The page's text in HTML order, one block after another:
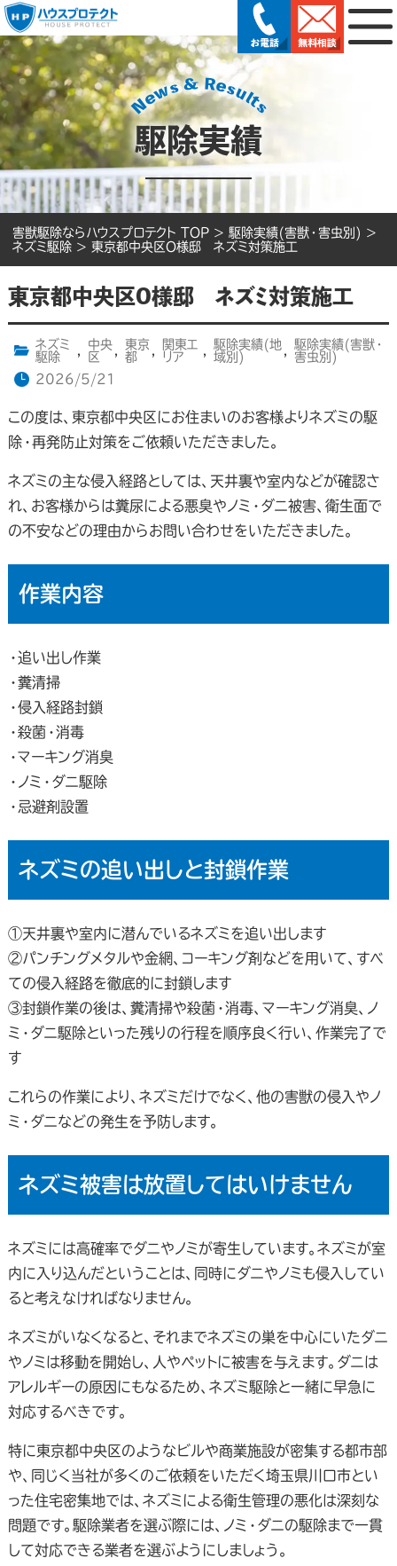
駆除実績
害獣駆除ならハウスプロテクト TOP > 駆除実績(害獣・害虫別) >
ネズミ駆除 > 東京都中央区O様邸 ネズミ対策施工
東京都中央区O様邸 ネズミ対策施工
ネズミ
駆除
,
中央
区
,
東京
都
,
関東エ
リア
,
駆除実績(地
域別)
,
駆除実績(害獣・
害虫別)
2026/5/21
この度は、東京都中央区にお住まいのお客様よりネズミの駆
除・再発防止対策をご依頼いただきました。
ネズミの主な侵入経路としては、天井裏や室内などが確認さ
れ、お客様からは糞尿による悪臭やノミ・ダニ被害、衛生面で
の不安などの理由からお問い合わせをいただきました。
作業内容
・追い出し作業
・糞清掃
・侵入経路封鎖
・殺菌・消毒
・マーキング消臭
・ノミ・ダニ駆除
・忌避剤設置
ネズミの追い出しと封鎖作業
①天井裏や室内に潜んでいるネズミを追い出します
②パンチングメタルや金網、コーキング剤などを用いて、すべ
ての侵入経路を徹底的に封鎖します
③封鎖作業の後は、糞清掃や殺菌・消毒、マーキング消臭、ノ
ミ・ダニ駆除といった残りの行程を順序良く行い、作業完了で
す
これらの作業により、ネズミだけでなく、他の害獣の侵入やノ
ミ・ダニなどの発生を予防します。
ネズミ被害は放置してはいけません
ネズミには高確率でダニやノミが寄生しています。ネズミが室
内に入り込んだということは、同時にダニやノミも侵入してい
ると考えなければなりません。
ネズミがいなくなると、それまでネズミの巣を中心にいたダニ
やノミは移動を開始し、人やペットに被害を与えます。ダニは
アレルギーの原因にもなるため、ネズミ駆除と一緒に早急に
対応するべきです。
特に東京都中央区のようなビルや商業施設が密集する都市部
や、同じく当社が多くのご依頼をいただく埼玉県川口市とい
った住宅密集地では、ネズミによる衛生管理の悪化は深刻な
問題です。駆除業者を選ぶ際には、ノミ・ダニの駆除まで一貫
して対応できる業者を選ぶようにしましょう。